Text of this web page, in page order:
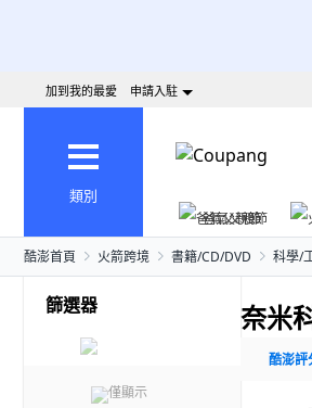
加到我的最愛 申請入駐
類別
爸氣父親節
酷澎首頁 火箭跨境 書籍/CD/DVD 科學/
篩選器
僅顯示
奈米
酷澎評